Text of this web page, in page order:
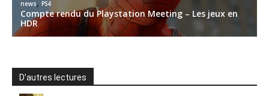
D’autres lectures